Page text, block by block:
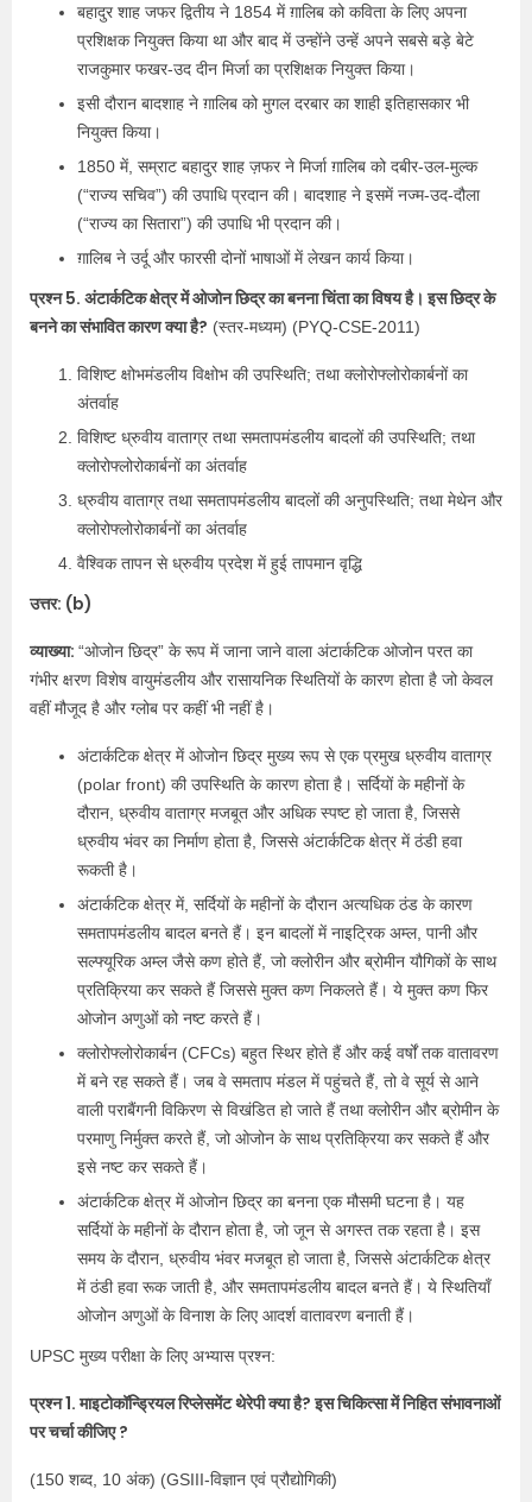
बहादुर शाह जफर द्वितीय ने 1854 में ग़ालिब को कविता के लिए अपना
प्रशिक्षक नियुक्त किया था और बाद में उन्होंने उन्हें अपने सबसे बड़े बेटे
राजकुमार फखर-उद दीन मिर्जा का प्रशिक्षक नियुक्त किया।
इसी दौरान बादशाह ने ग़ालिब को मुगल दरबार का शाही इतिहासकार भी
नियुक्त किया।
1850 में, सम्राट बहादुर शाह ज़फर ने मिर्जा ग़ालिब को दबीर-उल-मुल्क
(“राज्य सचिव”) की उपाधि प्रदान की। बादशाह ने इसमें नज्म-उद-दौला
(“राज्य का सितारा”) की उपाधि भी प्रदान की।
ग़ालिब ने उर्दू और फारसी दोनों भाषाओं में लेखन कार्य किया।
प्रश्न 5. अंटार्कटिक क्षेत्र में ओजोन छिद्र का बनना चिंता का विषय है। इस छिद्र के
बनने का संभावित कारण क्या है? (स्तर-मध्यम) (PYQ-CSE-2011)
विशिष्ट क्षोभमंडलीय विक्षोभ की उपस्थिति; तथा क्लोरोफ्लोरोकार्बनों का
अंतर्वाह
विशिष्ट ध्रुवीय वाताग्र तथा समतापमंडलीय बादलों की उपस्थिति; तथा
क्लोरोफ्लोरोकार्बनों का अंतर्वाह
ध्रुवीय वाताग्र तथा समतापमंडलीय बादलों की अनुपस्थिति; तथा मेथेन और
क्लोरोफ्लोरोकार्बनों का अंतर्वाह
वैश्विक तापन से ध्रुवीय प्रदेश में हुई तापमान वृद्धि
उत्तर: (b)
व्याख्या: “ओजोन छिद्र” के रूप में जाना जाने वाला अंटार्कटिक ओजोन परत का
गंभीर क्षरण विशेष वायुमंडलीय और रासायनिक स्थितियों के कारण होता है जो केवल
वहीं मौजूद है और ग्लोब पर कहीं भी नहीं है।
अंटार्कटिक क्षेत्र में ओजोन छिद्र मुख्य रूप से एक प्रमुख ध्रुवीय वाताग्र
(polar front) की उपस्थिति के कारण होता है। सर्दियों के महीनों के
दौरान, ध्रुवीय वाताग्र मजबूत और अधिक स्पष्ट हो जाता है, जिससे
ध्रुवीय भंवर का निर्माण होता है, जिससे अंटार्कटिक क्षेत्र में ठंडी हवा
रूकती है।
अंटार्कटिक क्षेत्र में, सर्दियों के महीनों के दौरान अत्यधिक ठंड के कारण
समतापमंडलीय बादल बनते हैं। इन बादलों में नाइट्रिक अम्ल, पानी और
सल्फ्यूरिक अम्ल जैसे कण होते हैं, जो क्लोरीन और ब्रोमीन यौगिकों के साथ
प्रतिक्रिया कर सकते हैं जिससे मुक्त कण निकलते हैं। ये मुक्त कण फिर
ओजोन अणुओं को नष्ट करते हैं।
क्लोरोफ्लोरोकार्बन (CFCs) बहुत स्थिर होते हैं और कई वर्षों तक वातावरण
में बने रह सकते हैं। जब वे समताप मंडल में पहुंचते हैं, तो वे सूर्य से आने
वाली पराबैंगनी विकिरण से विखंडित हो जाते हैं तथा क्लोरीन और ब्रोमीन के
परमाणु निर्मुक्त करते हैं, जो ओजोन के साथ प्रतिक्रिया कर सकते हैं और
इसे नष्ट कर सकते हैं।
अंटार्कटिक क्षेत्र में ओजोन छिद्र का बनना एक मौसमी घटना है। यह
सर्दियों के महीनों के दौरान होता है, जो जून से अगस्त तक रहता है। इस
समय के दौरान, ध्रुवीय भंवर मजबूत हो जाता है, जिससे अंटार्कटिक क्षेत्र
में ठंडी हवा रूक जाती है, और समतापमंडलीय बादल बनते हैं। ये स्थितियाँ
ओजोन अणुओं के विनाश के लिए आदर्श वातावरण बनाती हैं।
UPSC मुख्य परीक्षा के लिए अभ्यास प्रश्न:
प्रश्न 1. माइटोकॉन्ड्रियल रिप्लेसमेंट थेरेपी क्या है? इस चिकित्सा में निहित संभावनाओं
पर चर्चा कीजिए ?
(150 शब्द, 10 अंक) (GSIII-विज्ञान एवं प्रौद्योगिकी)